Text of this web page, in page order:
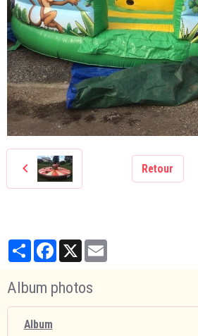
Retour
PartagerFacebook
X
Album photos
Album